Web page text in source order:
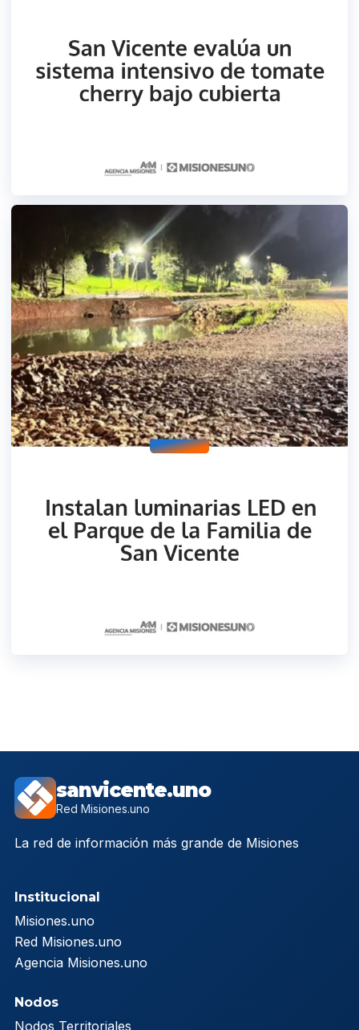
sanvicente.uno
Red Misiones.uno
La red de información más grande de Misiones
Institucional
Misiones.uno
Red Misiones.uno
Agencia Misiones.uno
Nodos
Nodos Territoriales